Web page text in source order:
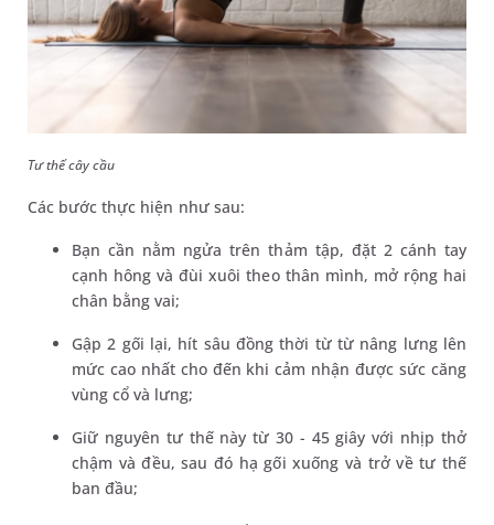
Tư thế cây cầu
Các bước thực hiện như sau:
Bạn cần nằm ngửa trên thảm tập, đặt 2 cánh tay
cạnh hông và đùi xuôi theo thân mình, mở rộng hai
chân bằng vai;
Gập 2 gối lại, hít sâu đồng thời từ từ nâng lưng lên
mức cao nhất cho đến khi cảm nhận được sức căng
vùng cổ và lưng;
Giữ nguyên tư thế này từ 30 - 45 giây với nhịp thở
chậm và đều, sau đó hạ gối xuống và trở về tư thế
ban đầu;